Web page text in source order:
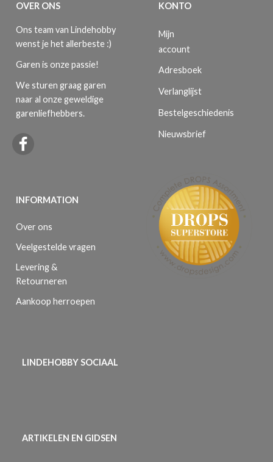
OVER ONS
Ons team van Lindehobby
wenst je het allerbeste :)
Garen is onze passie!
We sturen graag garen
naar al onze geweldige
garenliefhebbers.
INFORMATION
Over ons
Veelgestelde vragen
Levering &
Retourneren
Aankoop herroepen
KONTO
Mijn
account
Adresboek
Verlanglijst
Bestelgeschiedenis
Nieuwsbrief
LINDEHOBBY SOCIAAL
ARTIKELEN EN GIDSEN